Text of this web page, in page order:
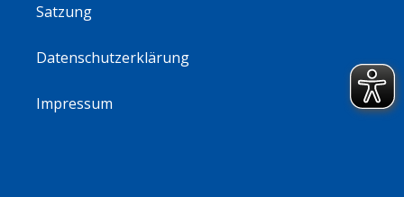
Satzung
Datenschutzerklärung
Impressum